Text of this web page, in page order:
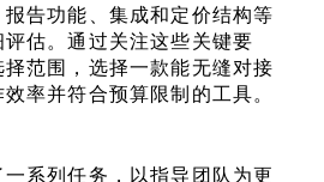
告功能、集成和定价结构等
估。通过关注这些关键要
范围，选择一款能无缝对接
率并符合预算限制的工具。
系列任务，以指导团队为更